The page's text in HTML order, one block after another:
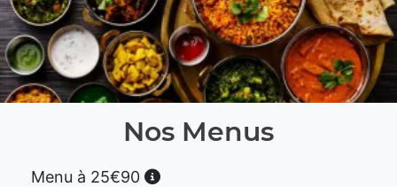
Nos Menus
Menu à 25€90